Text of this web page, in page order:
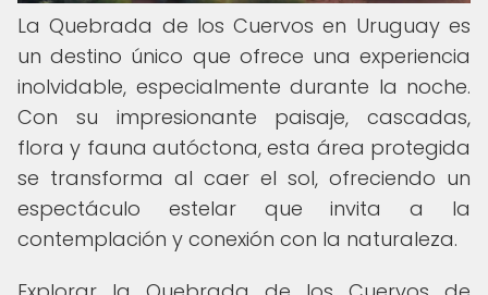
La Quebrada de los Cuervos en Uruguay es
un destino único que ofrece una experiencia
inolvidable, especialmente durante la noche.
Con su impresionante paisaje, cascadas,
flora y fauna autóctona, esta área protegida
se transforma al caer el sol, ofreciendo un
espectáculo estelar que invita a la
contemplación y conexión con la naturaleza.